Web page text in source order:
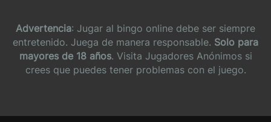
Advertencia: Jugar al bingo online debe ser siempre
entretenido. Juega de manera responsable. Solo para
mayores de 18 años. Visita Jugadores Anónimos si
crees que puedes tener problemas con el juego.